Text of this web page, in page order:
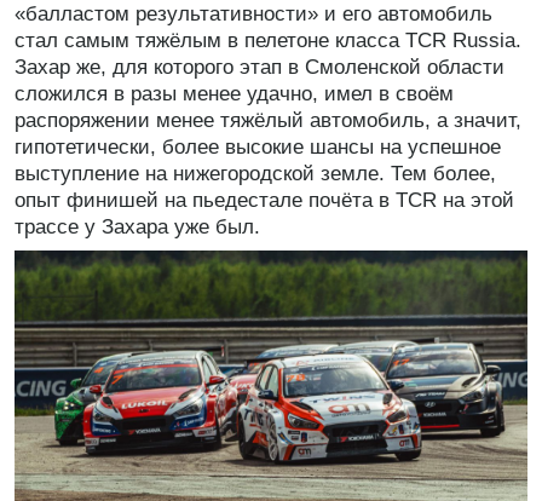
«балластом результативности» и его автомобиль
стал самым тяжёлым в пелетоне класса TCR Russia.
Захар же, для которого этап в Смоленской области
сложился в разы менее удачно, имел в своём
распоряжении менее тяжёлый автомобиль, а значит,
гипотетически, более высокие шансы на успешное
выступление на нижегородской земле. Тем более,
опыт финишей на пьедестале почёта в TCR на этой
трассе у Захара уже был.